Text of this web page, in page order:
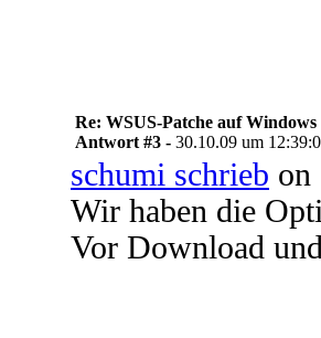
Re: WSUS-Patche auf
Antwort #3 - 30.10.09 um
schumi schrieb on
Wir haben die
Vor Download